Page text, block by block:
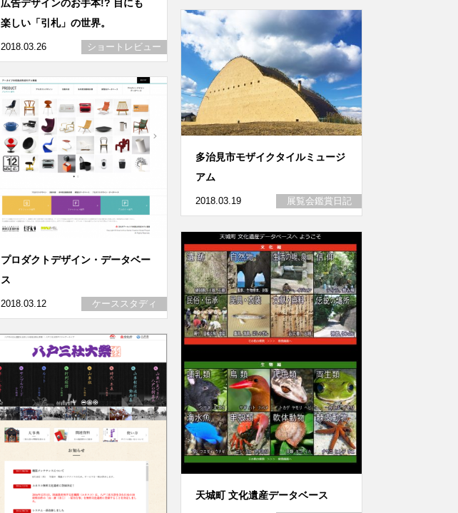
広告デザインのお手本!? 目にも
楽しい「引札」の世界。
2018.03.26 ショートレビュー
多治見市モザイクタイルミュージ
アム
2018.03.19 展覧会鑑賞日記
プロダクトデザイン・データベー
ス
2018.03.12 ケーススタディ
天城町 文化遺産データベース